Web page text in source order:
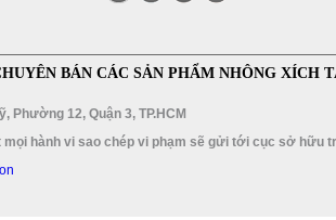
BÁN CÁC SẢN PHẨM NHÔNG XÍCH
Phường 12, Quận 3, TP.HCM
hành vi sao chép vi phạm sẽ gửi tới cục sở hữu